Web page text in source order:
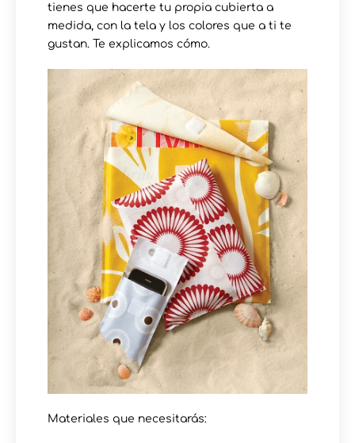
tienes que hacerte tu propia cubierta a
medida, con la tela y los colores que a ti te
gustan. Te explicamos cómo.
Materiales que necesitarás: